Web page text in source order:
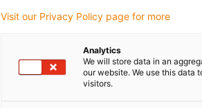
Visit our Privacy Policy page for more
Analytics
We will store data in an
our website. We use this data
visitors.